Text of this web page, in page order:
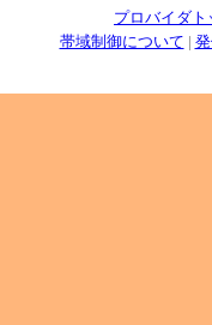
プロバイダト
帯域制御について